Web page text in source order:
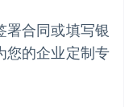
署合同或填写银
您的企业定制专